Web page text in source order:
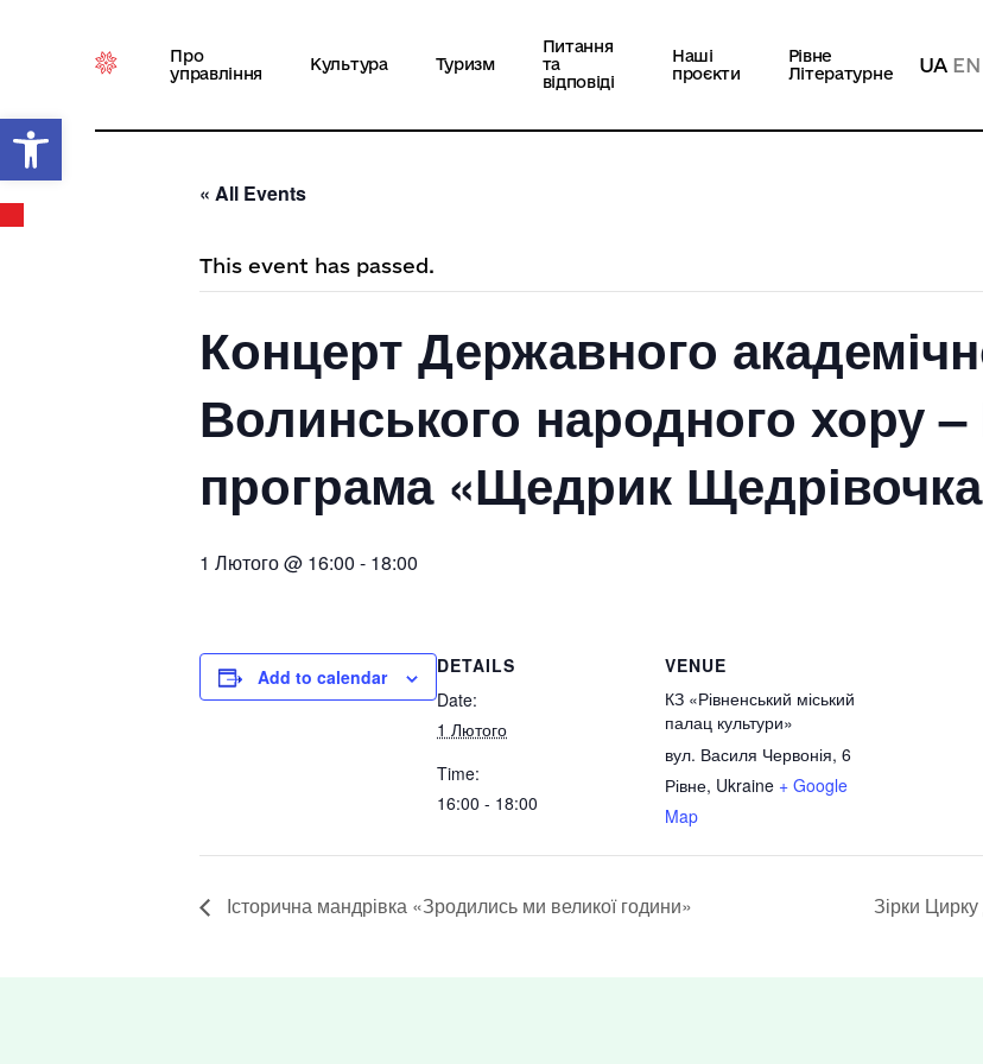
Відкрити Панель інструментів
Про
управління
Культура Туризм
Питання
та
відповіді
Наші
проєкти
Рівне
Літературне
UA EN
« All Events
This event has passed.
Концерт Державного
Волинського народного хору –
програма «Щедрик
1 Лютого @ 16:00 - 18:00
Add to calendar
DETAILS
Date:
1 Лютого
Time:
16:00 - 18:00
VENUE
КЗ «Рівненський міський
палац культури»
вул. Василя Червонія, 6
Рівне, Ukraine + Google
Map
Історична мандрівка «Зродились ми великої години» Зірки